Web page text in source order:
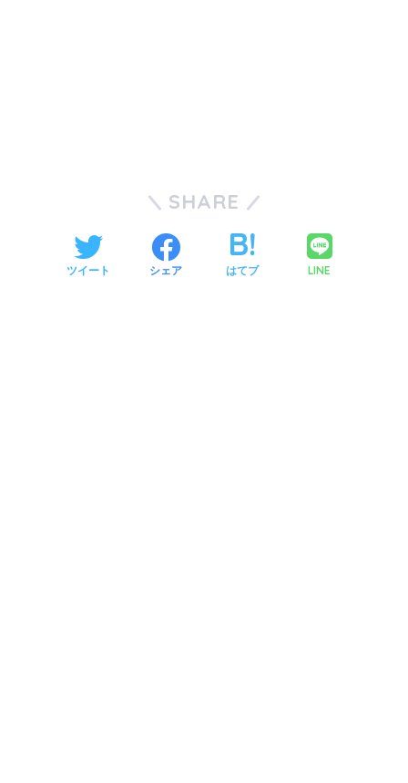
SHARE
ツイート シェア はてブ LINE